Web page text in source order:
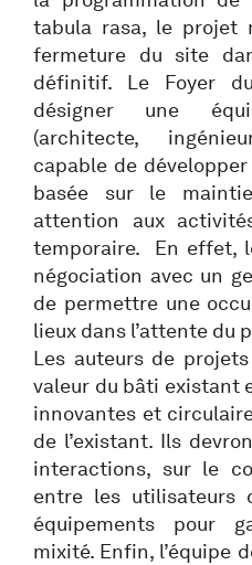
tabula rasa, le projet
fermeture du site
définitif. Le Foyer
désigner une
(architecte,
capable de
basée sur le
attention aux
temporaire. En effet,
négociation avec un
de permettre une
lieux dans l’attente du
Les auteurs de
valeur du bâti existant
innovantes et
de l’existant. Ils
interactions, sur le
entre les utilisateurs
équipements pour
mixité. Enfin, l’équipe